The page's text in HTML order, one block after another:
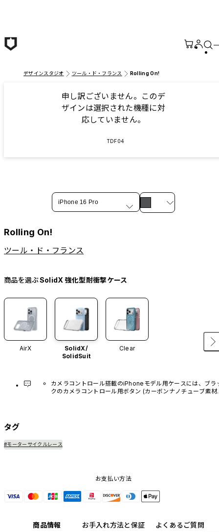
デザインスタジオ ツール・ド・フランス Rolling On!
申し訳ございません。このデ
ザインは選択された機種に対
応していません。
TDF04
iPhone 16 Pro
Rolling On!
ツール・ド・フランス
商品を選ぶSolidX 強化型耐衝撃ケース
AirX
SolidX/
SolidSuit
Clear
カメラコントロール搭載のiPhoneモデル用ケースには、ブラ
クのカメラコントロール用ボタン (カーボンナノチューブ素材)
タグ
#モーターサイクルレース
お支払い方法
商品情報 お手入れ方法と保証 よくあるご質問